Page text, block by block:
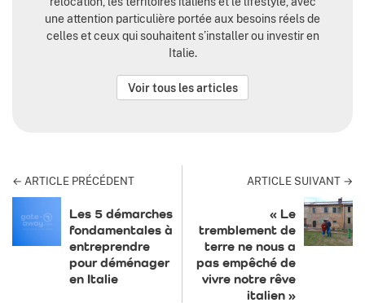
une attention particulière portée aux besoins réels de
celles et ceux qui souhaitent s’installer ou investir en
Italie.
Voir tous les articles
← ARTICLE PRÉCÉDENT
Les 5 démarches
fondamentales à
entreprendre
pour déménager
en Italie
ARTICLE SUIVANT →
« Le
tremblement de
terre ne nous a
pas empêché de
vivre notre rêve
italien »